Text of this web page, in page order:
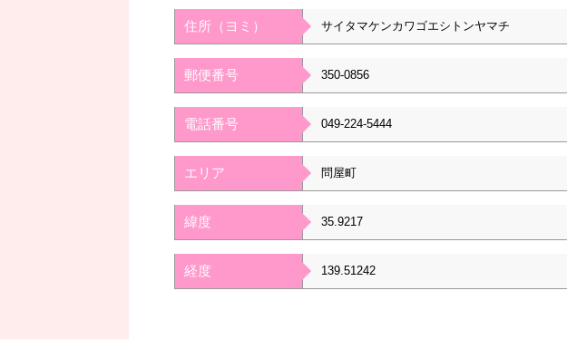
住所（ヨミ） サイタマケンカワゴエシトンヤマチ
郵便番号 350-0856
電話番号 049-224-5444
エリア 問屋町
緯度 35.9217
経度 139.51242